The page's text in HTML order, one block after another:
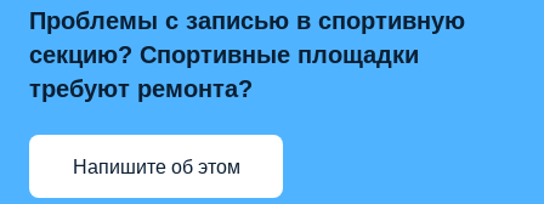
Проблемы с записью в спортивную
секцию? Спортивные площадки
требуют ремонта?
Напишите об этом